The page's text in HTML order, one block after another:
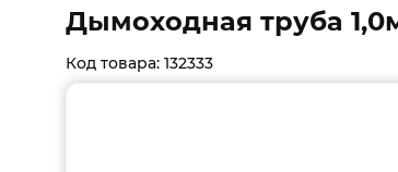
Дымоходная труба
Код товара: 132333